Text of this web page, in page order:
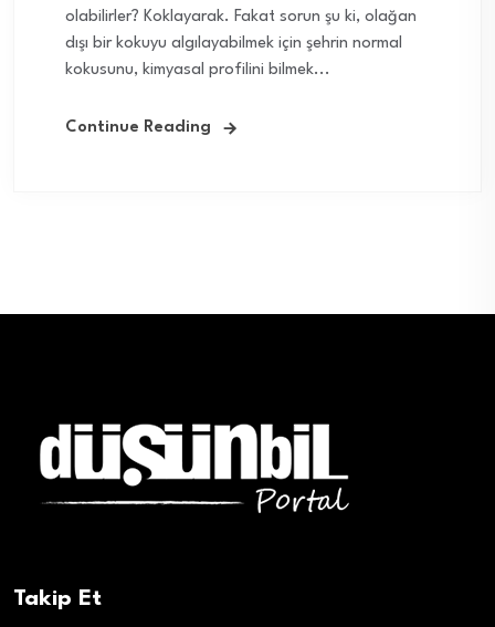
olabilirler? Koklayarak. Fakat sorun şu ki, olağan
dışı bir kokuyu algılayabilmek için şehrin normal
kokusunu, kimyasal profilini bilmek...
Continue Reading
Takip Et